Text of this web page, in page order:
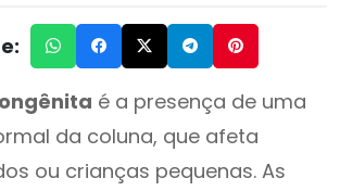
é a presença de uma
da coluna, que afeta
ou crianças pequenas. As